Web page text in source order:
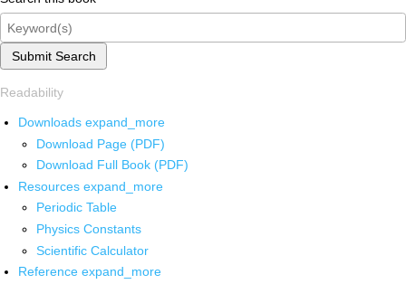
Submit Search
Readability
Downloads expand_more
Download Page (PDF)
Download Full Book (PDF)
Resources expand_more
Periodic Table
Physics Constants
Scientific Calculator
Reference expand_more